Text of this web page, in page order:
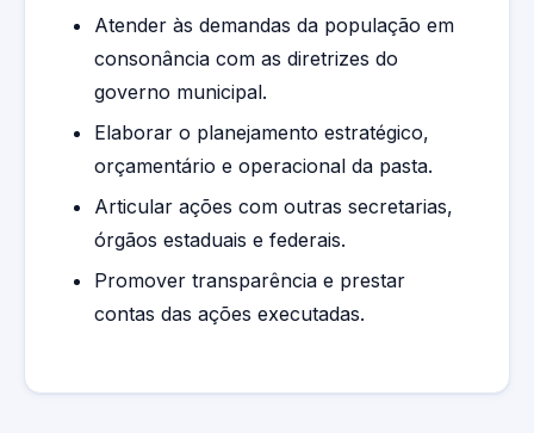
Atender às demandas da população em
consonância com as diretrizes do
governo municipal.
Elaborar o planejamento estratégico,
orçamentário e operacional da pasta.
Articular ações com outras secretarias,
órgãos estaduais e federais.
Promover transparência e prestar
contas das ações executadas.